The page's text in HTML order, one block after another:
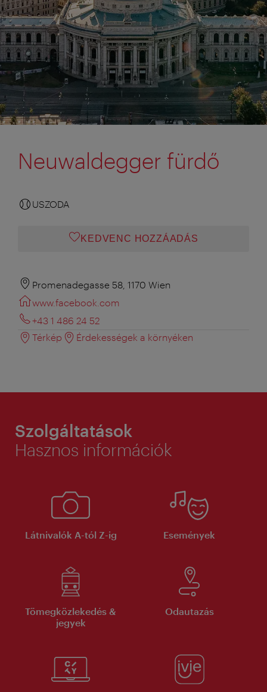
Neuwaldegger fürdő
USZODA
KEDVENC HOZZÁADÁS
Promenadegasse 58, 1170 Wien
www.facebook.com
+43 1 486 24 52
Térkép
Érdekességek a környéken
Szolgáltatások
Hasznos információk
Látnivalók A-tól Z-ig Események
Tömegközlekedés &
jegyek
Odautazás